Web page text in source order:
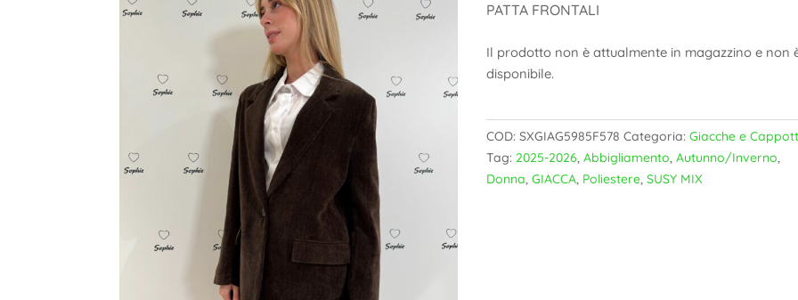
PATTA FRONTALI
Il prodotto non è attualmente in magazzino e non
disponibile.
COD:SXGIAG5985F578 Categoria:Giacche e
Tag: 2025-2026,Abbigliamento,Autunno/Inverno,
Donna,GIACCA, Poliestere,SUSY MIX